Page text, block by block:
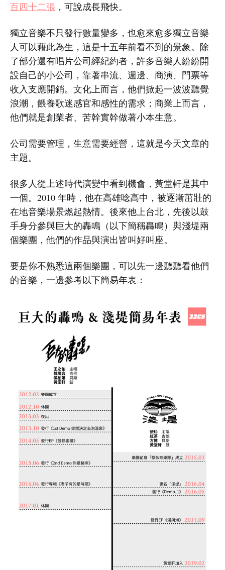
百四十二張 ，可說成長飛快。
獨立音樂不只發行數量變多，也愈來愈多獨立音樂
人可以藉此為生，這是十五年前看不到的景象。除
了部分還有唱片公司經紀約者，許多音樂人紛紛開
設自己的小公司，靠著串流、週邊、商演、門票等
收入支應開銷。文化上而言，他們掀起一波波聽覺
浪潮，餵養歌迷感官和感性的需求；商業上而言，
他們就是創業者、苦幹實幹做著小本生意。
公司需要管理，生意需要經營，這就是今天文章的
主題。
很多人從上述時代演變中看到機會，黃堂軒是其中
一個。2010 年時，他在高雄唸高中，被逐漸茁壯的
在地音樂場景燃起熱情。後來他上台北，先後以鼓
手身分參與巨大的轟鳴（以下簡稱轟鳴）與淺堤兩
個樂團，他們的作品與演出皆叫好叫座。
要是你不熟悉這兩個樂團，可以先一邊聽聽看他們
的音樂，一邊參考以下簡易年表：